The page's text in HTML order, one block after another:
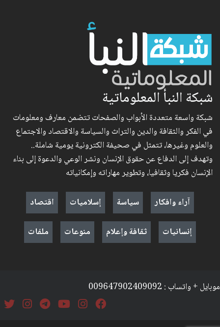
شبكة النبأ المعلوماتية
شبكة واسعة متعددة الأبواب والصفحات تتضمن معارف ومعلومات
في الفكر والثقافة والدين والتراث والسياسة والاقتصاد والاجتماع
والعلوم وغيرها، تتمثل في صحيفة الكترونية يومية شاملة..
وتهدف إلى الدفاع عن حقوق الإنسان ونشر الوعي والدعوة إلى بناء
الإنسان فكريا وثقافيا، وتطوير مهاراته وإمكانياته
آراء وافكار
سياسة إسلاميات
اقتصاد
إنسانيات
ثقافة وإعلام منوعات ملفات
موبايل + واتساب : 009647902409092